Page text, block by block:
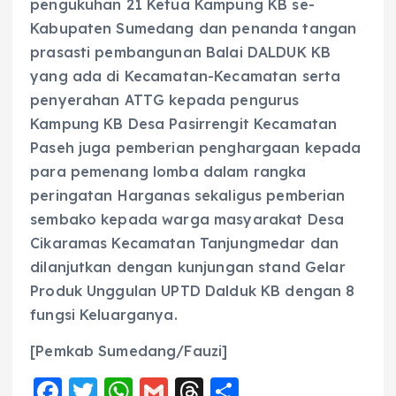
pengukuhan 21 Ketua Kampung KB se-
Kabupaten Sumedang dan penanda tangan
prasasti pembangunan Balai DALDUK KB
yang ada di Kecamatan-Kecamatan serta
penyerahan ATTG kepada pengurus
Kampung KB Desa Pasirrengit Kecamatan
Paseh juga pemberian penghargaan kepada
para pemenang lomba dalam rangka
peringatan Harganas sekaligus pemberian
sembako kepada warga masyarakat Desa
Cikaramas Kecamatan Tanjungmedar dan
dilanjutkan dengan kunjungan stand Gelar
Produk Unggulan UPTD Dalduk KB dengan 8
fungsi Keluarganya.
[Pemkab Sumedang/Fauzi]